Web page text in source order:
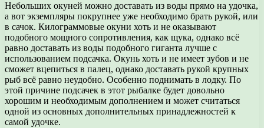
Небольших окуней можно доставать из воды прямо на удочка,
а вот экземпляры покрупнее уже необходимо брать рукой, или
в сачок. Килограммовые окуни хоть и не оказывают
подобного мощного сопротивления, как щука, однако всё
равно доставать из воды подобного гиганта лучше с
использованием подсачка. Окунь хоть и не имеет зубов и не
сможет вцепиться в палец, однако доставать рукой крупных
рыб всё равно неудобно. Особенно поднимать в лодку. По
этой причине подсачек в этот рыбалке будет довольно
хорошим и необходимым дополнением и может считаться
одной из основных дополнительных принадлежностей к
самой удочке.